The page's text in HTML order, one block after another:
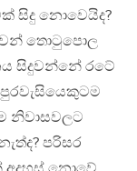
සිදු නොවෙයිද?
තොටුපොල
සිදුවන්නේ රටේ
නිවාසවලට
පරිසර